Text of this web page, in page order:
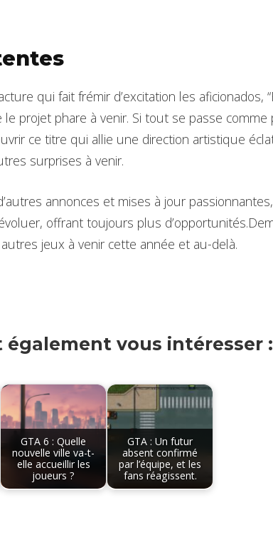
qui fait frémir d’excitation les aficionados,
projet phare à venir. Si tout se passe comme
ce titre qui allie une direction artistique
surprises à venir.
annonces et mises à jour
offrant toujours plus
jeux à venir cette année et au-delà.
vous intéresser :
GTA 6 : Quelle
nouvelle ville va-t-
elle accueillir les
joueurs ?
GTA : Un futur
absent confirmé
par l’équipe, et les
fans réagissent.